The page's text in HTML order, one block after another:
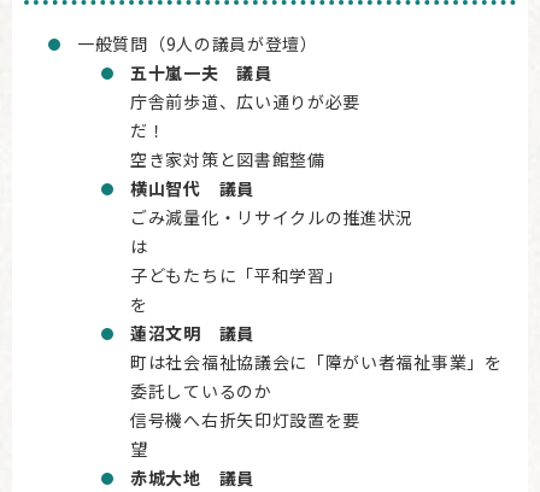
一般質問（9人の議員が登壇）
五十嵐一夫 議員
庁舎前歩道、広い通りが必要
だ
空き家対策と図書館整備
横山智代 議員
ごみ減量化・リサイクルの推進状況
子どもたちに「平和学習」
蓮沼文明 議員
町は社会福祉協議会に「障がい者福祉事業」を
委託しているのか
信号機へ右折矢印灯設置を要
赤城大地 議員